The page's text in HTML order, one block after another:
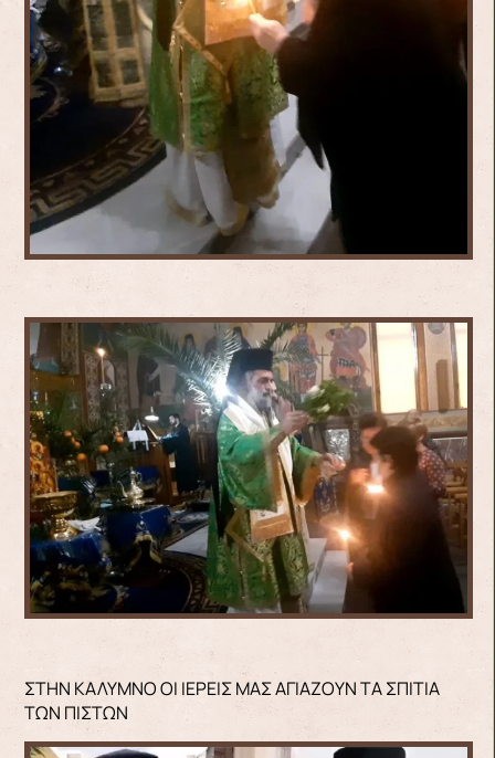
ΣΤΗΝ ΚΑΛΥΜΝΟ ΟΙ ΙΕΡΕΙΣ ΜΑΣ ΑΓΙΑΖΟΥΝ ΤΑ ΣΠΙΤΙΑ
ΤΩΝ ΠΙΣΤΩΝ